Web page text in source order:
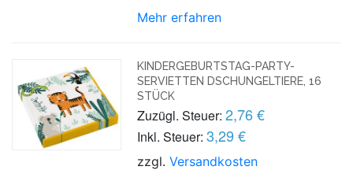
Mehr erfahren
KINDERGEBURTSTAG-PARTY-
SERVIETTEN DSCHUNGELTIERE, 16
STÜCK
Zuzügl. Steuer: 2,76 €
Inkl. Steuer: 3,29 €
zzgl.Versandkosten